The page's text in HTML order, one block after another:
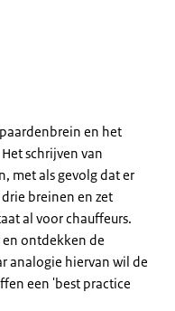
en het
schrijven van
met als gevolg dat er
breinen en zet
al voor chauffeurs.
ontdekken de
analogie hiervan wil de
een 'best practice